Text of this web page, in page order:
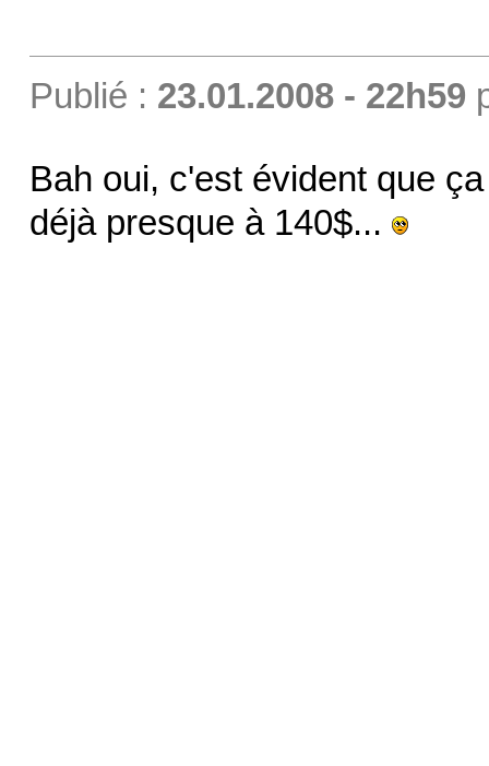
Publié : 23.01.2008 - 22h59
Bah oui, c'est évident que
déjà presque à 140$...